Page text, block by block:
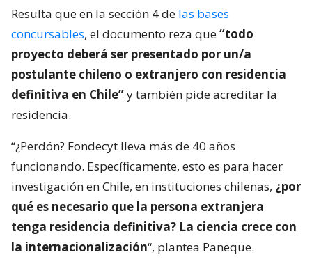
Resulta que en la sección 4 de las bases
concursables, el documento reza que“todo
proyecto deberá ser presentado por un/a
postulante chileno o extranjero con residencia
definitiva en Chile”y también pide acreditar la
residencia.
“¿Perdón? Fondecyt lleva más de 40 años
funcionando. Específicamente, esto es para hacer
investigación en Chile, en instituciones chilenas, ¿por
qué es necesario que la persona extranjera
tenga residencia definitiva? La ciencia crece con
la internacionalización“, plantea Paneque.